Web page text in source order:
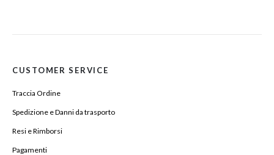
CUSTOMER SERVICE
Traccia Ordine
Spedizione e Danni da trasporto
Resi e Rimborsi
Pagamenti